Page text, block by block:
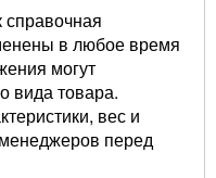
в любое время
могут
вида товара.
вес и
перед